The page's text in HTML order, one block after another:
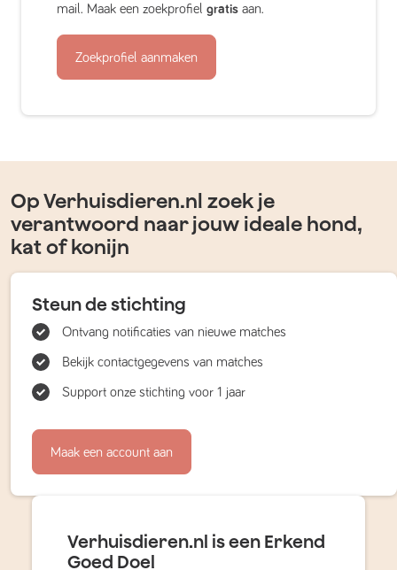
mail. Maak een zoekprofiel gratis aan.
Zoekprofiel aanmaken
Op Verhuisdieren.nl zoek je
verantwoord naar jouw ideale hond,
kat of konijn
Steun de stichting
Ontvang notificaties van nieuwe matches
Bekijk contactgegevens van matches
Support onze stichting voor 1 jaar
Maak een account aan
Verhuisdieren.nl is een Erkend
Goed Doel